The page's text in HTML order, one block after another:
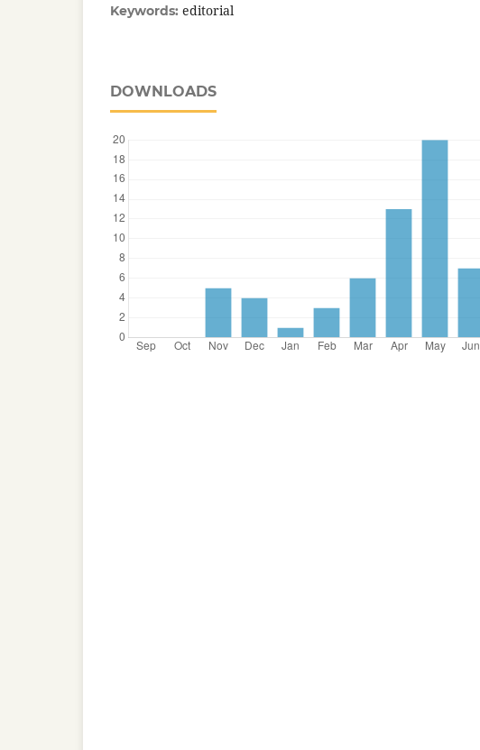
Keywords: editorial
DOWNLOADS